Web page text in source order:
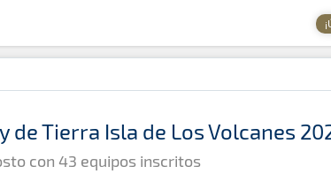
de Tierra Isla de Los Volcanes
con 43 equipos inscritos